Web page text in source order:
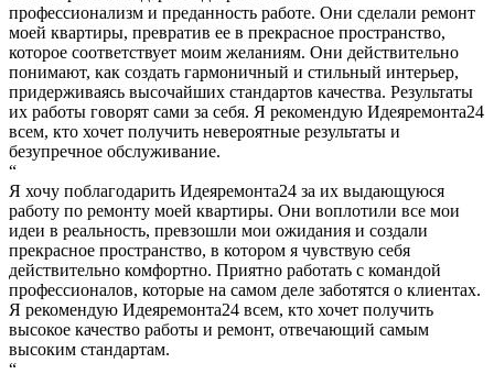
профессионализм и преданность работе. Они сделали ремонт
моей квартиры, превратив ее в прекрасное пространство,
которое соответствует моим желаниям. Они действительно
понимают, как создать гармоничный и стильный интерьер,
придерживаясь высочайших стандартов качества. Результаты
их работы говорят сами за себя. Я рекомендую Идеяремонта24
всем, кто хочет получить невероятные результаты и
безупречное обслуживание.
“
Я хочу поблагодарить Идеяремонта24 за их выдающуюся
работу по ремонту моей квартиры. Они воплотили все мои
идеи в реальность, превзошли мои ожидания и создали
прекрасное пространство, в котором я чувствую себя
действительно комфортно. Приятно работать с командой
профессионалов, которые на самом деле заботятся о клиентах.
Я рекомендую Идеяремонта24 всем, кто хочет получить
высокое качество работы и ремонт, отвечающий самым
высоким стандартам.
“